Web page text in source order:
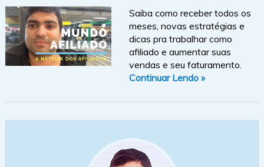
Saiba como receber todos os
meses, novas estratégias e
dicas pra trabalhar como
afiliado e aumentar suas
vendas e seu faturamento.
Continuar Lendo »